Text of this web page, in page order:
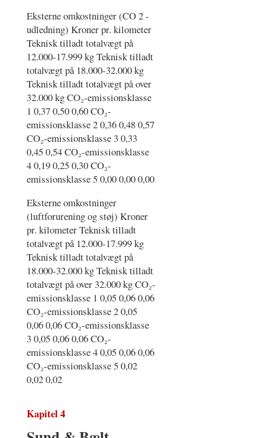
Eksterne omkostninger (CO 2 -
udledning) Kroner pr. kilometer
Teknisk tilladt totalvægt på
12.000-17.999 kg Teknisk tilladt
totalvægt på 18.000-32.000 kg
Teknisk tilladt totalvægt på over
32.000 kg CO₂-emissionsklasse
1 0,37 0,50 0,60 CO₂-
emissionsklasse 2 0,36 0,48 0,57
CO₂-emissionsklasse 3 0,33
0,45 0,54 CO₂-emissionsklasse
4 0,19 0,25 0,30 CO₂-
emissionsklasse 5 0,00 0,00 0,00
Eksterne omkostninger
(luftforurening og støj) Kroner
pr. kilometer Teknisk tilladt
totalvægt på 12.000-17.999 kg
Teknisk tilladt totalvægt på
18.000-32.000 kg Teknisk tilladt
totalvægt på over 32.000 kg CO₂-
emissionsklasse 1 0,05 0,06 0,06
CO₂-emissionsklasse 2 0,05
0,06 0,06 CO₂-emissionsklasse
3 0,05 0,06 0,06 CO₂-
emissionsklasse 4 0,05 0,06 0,06
CO₂-emissionsklasse 5 0,02
0,02 0,02
Kapitel 4